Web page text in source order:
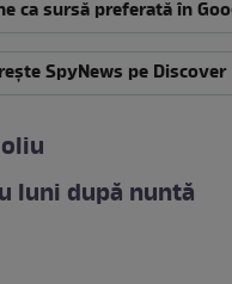
ca sursă preferată în
SpyNews pe Discover
luni după nuntă